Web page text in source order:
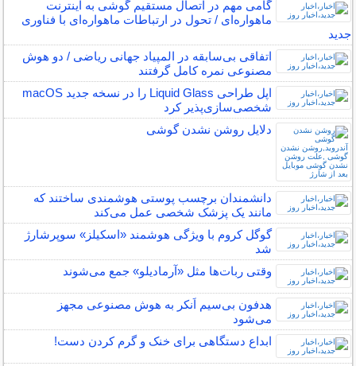
گامی مهم در اتصال مستقیم گوشی‌ به اینترنت
ماهواره‌ای / تحول در ارتباطات ماهواره‌ای با فناوری
جدید
اتفاقی بی‌سابقه در المپیاد جهانی ریاضی / دو هوش
مصنوعی نمره کامل گرفتند
اپل طراحی Liquid Glass را در نسخه جدید macOS
شخصی‌سازی‌پذیر کرد
دلایل روشن نشدن گوشی
دانشمندان برچسب پوستی هوشمندی ساختند که
مانند یک پزشک شخصی عمل می‌کند
گوگل کروم با ویژگی هوشمند «اسکیلز» سوپرشارژ
شد
وقتی ربات‌ها مثل «آرمادیلو» جمع می‌شوند
هدفون بی‌سیم اَنکر به هوش مصنوعی مجهز
می‌شود
ابداع دستگاهی برای خنک و گرم کردن دست!